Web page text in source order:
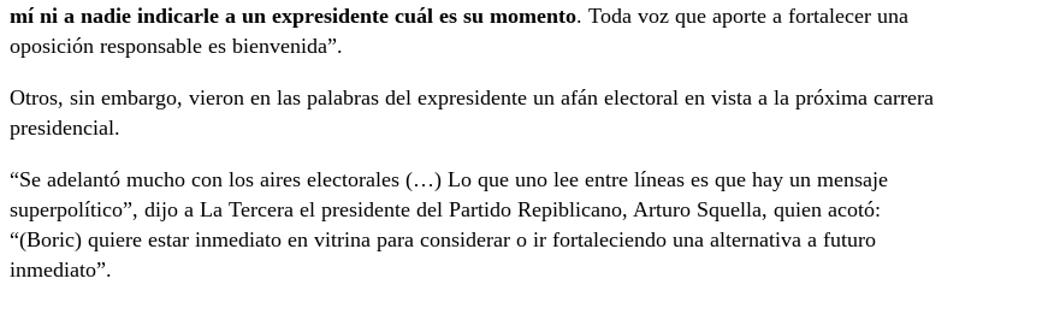
mí ni a nadie indicarle a un expresidente cuál es su momento. Toda voz que aporte a fortalecer una
oposición responsable es bienvenida”.
Otros, sin embargo, vieron en las palabras del expresidente un afán electoral en vista a la próxima carrera
presidencial.
“Se adelantó mucho con los aires electorales (…) Lo que uno lee entre líneas es que hay un mensaje
superpolítico”, dijo a La Tercera el presidente del Partido Repiblicano, Arturo Squella, quien acotó:
“(Boric) quiere estar inmediato en vitrina para considerar o ir fortaleciendo una alternativa a futuro
inmediato”.